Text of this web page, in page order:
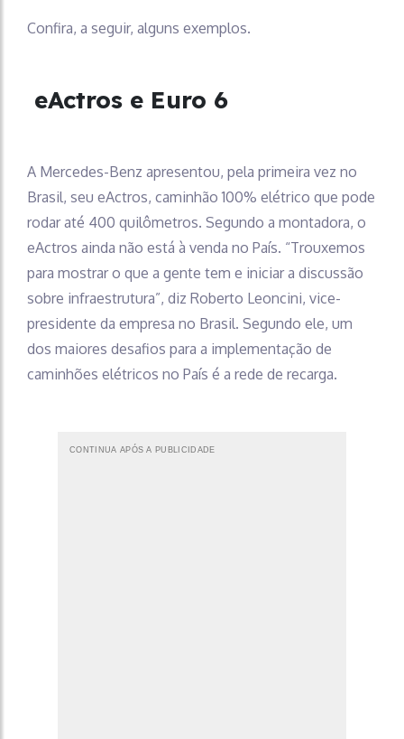
Confira, a seguir, alguns exemplos.
eActros e Euro 6
A Mercedes-Benz apresentou, pela primeira vez no
Brasil, seu eActros, caminhão 100% elétrico que pode
rodar até 400 quilômetros. Segundo a montadora, o
eActros ainda não está à venda no País. “Trouxemos
para mostrar o que a gente tem e iniciar a discussão
sobre infraestrutura”, diz Roberto Leoncini, vice-
presidente da empresa no Brasil. Segundo ele, um
dos maiores desafios para a implementação de
caminhões elétricos no País é a rede de recarga.
CONTINUA APÓS A PUBLICIDADE